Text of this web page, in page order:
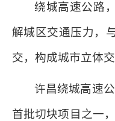
绕城高速公路
解城区交通压力，
交，构成城市立体交
许昌绕城高速
首批切块项目之一